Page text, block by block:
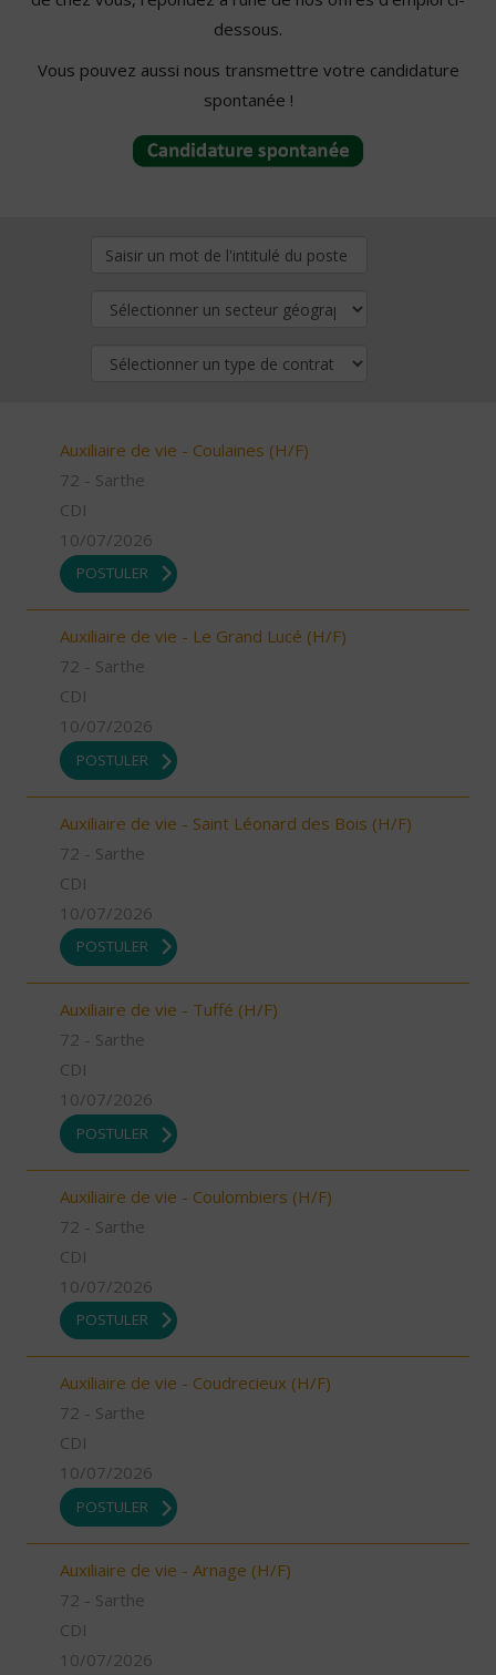
dessous.
Vous pouvez aussi nous transmettre votre candidature
spontanée !
Auxiliaire de vie - Coulaines (H/F)
72 - Sarthe
CDI
10/07/2026
POSTULER
Auxiliaire de vie - Le Grand Lucé (H/F)
72 - Sarthe
CDI
10/07/2026
POSTULER
Auxiliaire de vie - Saint Léonard des Bois (H/F)
72 - Sarthe
CDI
10/07/2026
POSTULER
Auxiliaire de vie - Tuffé (H/F)
72 - Sarthe
CDI
10/07/2026
POSTULER
Auxiliaire de vie - Coulombiers (H/F)
72 - Sarthe
CDI
10/07/2026
POSTULER
Auxiliaire de vie - Coudrecieux (H/F)
72 - Sarthe
CDI
10/07/2026
POSTULER
Auxiliaire de vie - Arnage (H/F)
72 - Sarthe
CDI
10/07/2026